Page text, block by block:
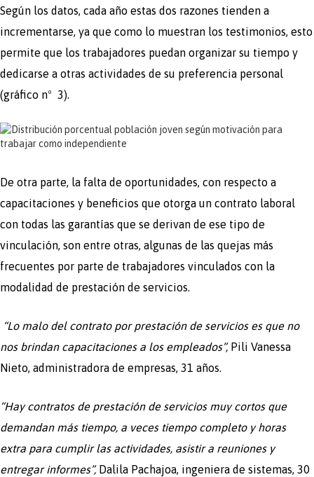
Según los datos, cada año estas dos razones tienden a
incrementarse, ya que como lo muestran los testimonios, esto
permite que los trabajadores puedan organizar su tiempo y
dedicarse a otras actividades de su preferencia personal
(gráfico nº 3).
De otra parte, la falta de oportunidades, con respecto a
capacitaciones y beneficios que otorga un contrato laboral
con todas las garantías que se derivan de ese tipo de
vinculación, son entre otras, algunas de las quejas más
frecuentes por parte de trabajadores vinculados con la
modalidad de prestación de servicios.
“Lo malo del contrato por prestación de servicios es que no
nos brindan capacitaciones a los empleados”,Pili Vanessa
Nieto, administradora de empresas, 31 años.
“Hay contratos de prestación de servicios muy cortos que
demandan más tiempo, a veces tiempo completo y horas
extra para cumplir las actividades, asistir a reuniones y
entregar informes”,Dalila Pachajoa, ingeniera de sistemas, 30